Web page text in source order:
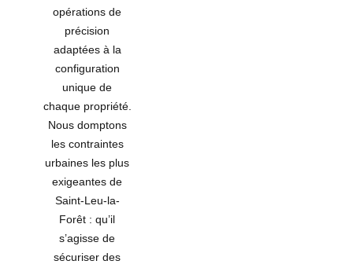
opérations de
précision
adaptées à la
configuration
unique de
chaque propriété.
Nous domptons
les contraintes
urbaines les plus
exigeantes de
Saint-Leu-la-
Forêt : qu’il
s’agisse de
sécuriser des